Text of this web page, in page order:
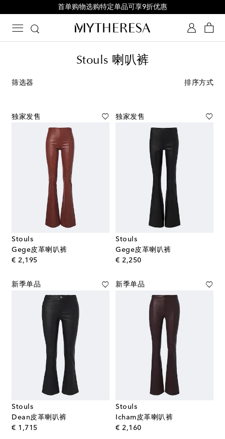
首单购物选购特定单品可享9折优惠
Stouls 喇叭裤
筛选器 排序方式
独家发售
Stouls
Gege皮革喇叭裤
€ 2,195original price
独家发售
Stouls
Gege皮革喇叭裤
€ 2,250original price
新季单品
Stouls
Dean皮革喇叭裤
€ 1,715original price
新季单品
Stouls
Icham皮革喇叭裤
€ 2,160original price